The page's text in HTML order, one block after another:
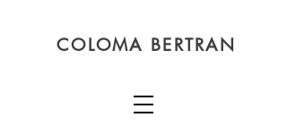
COLOMA BERTRAN